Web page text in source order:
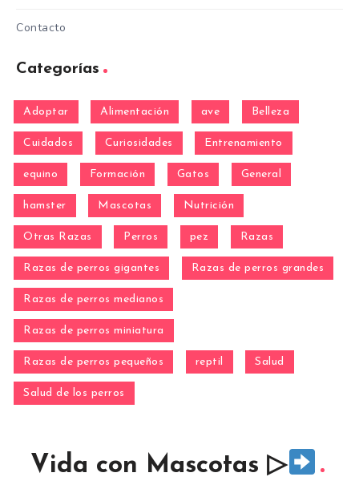
Contacto
Categorías
Adoptar Alimentación ave Belleza
Cuidados Curiosidades Entrenamiento
equino Formación Gatos General
hamster Mascotas Nutrición
Otras Razas Perros pez Razas
Razas de perros gigantes Razas de perros grandes
Razas de perros medianos
Razas de perros miniatura
Razas de perros pequeños reptil Salud
Salud de los perros
Vida con Mascotas ▷